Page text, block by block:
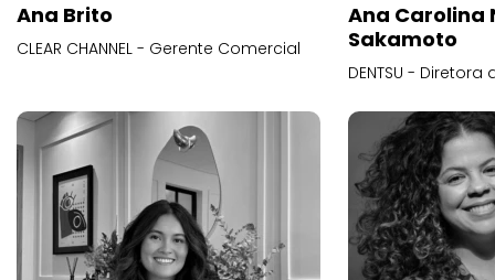
Ana Brito
CLEAR CHANNEL - Gerente Comercial
Ana Carolina
Sakamoto
DENTSU -